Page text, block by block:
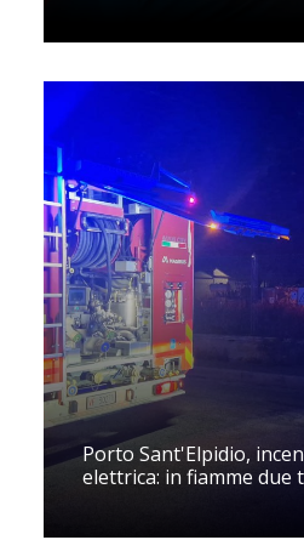
Porto Sant'Elpidio,
elettrica: in fiamme